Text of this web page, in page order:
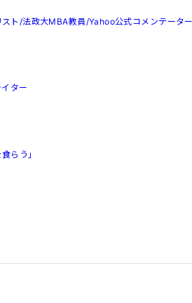
ト/法政大MBA教員/Yahoo公式コメンテータ
ター
らう」